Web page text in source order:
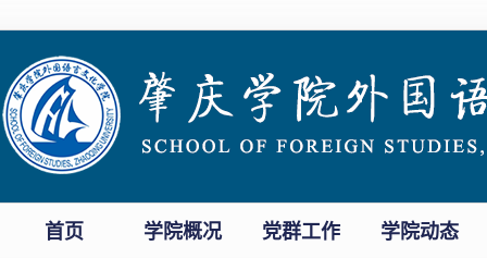
首页 学院概况 党群工作 学院动态